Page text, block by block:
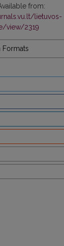
from:
lietuvos-
view/2319
Formats